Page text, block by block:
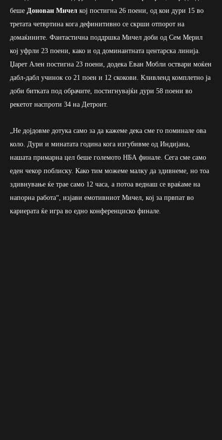
беше Донован Мичел кој постигна 26 поени, од кои дури 15 во
третата четвртина кога дефинитивно се скрши отпорот на
домаќините. Фантастична поддршка Мичел доби од Сем Мерил
кој уфрли 23 поени, како и од доминантната центарска линија.
Џарет Ален постигна 23 поени, додека Еван Мобли оствари моќен
дабл-дабл учинок со 21 поен и 12 скокови. Кливленд комплетно ја
доби битката под обрачите, постигнувајќи дури 58 поени во
рекетот наспроти 34 на Детроит.
„Не дојдовме дотука само за да кажеме дека сме го поминале ова
коло. Дури и минатата година кога изгубивме од Индијана,
нашата примарна цел беше големото НБА финале. Сега сме само
еден чекор поблиску. Како тим можеме малку да здивнеме, но тоа
здивнување ќе трае само 12 часа, а потоа веднаш се враќаме на
напорна работа“, изјави емотивниот Мичел, кој за првпат во
кариерата ќе игра во едно конференциско финале.